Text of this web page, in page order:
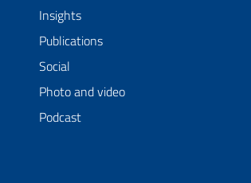
Insights
Publications
Social
Photo and video
Podcast